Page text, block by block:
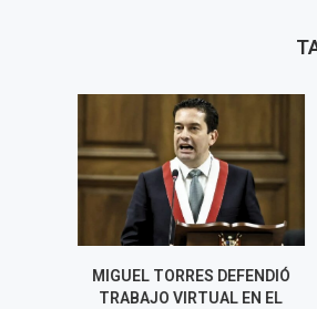
MIGUEL TORRES DEFENDIÓ
TRABAJO VIRTUAL EN EL